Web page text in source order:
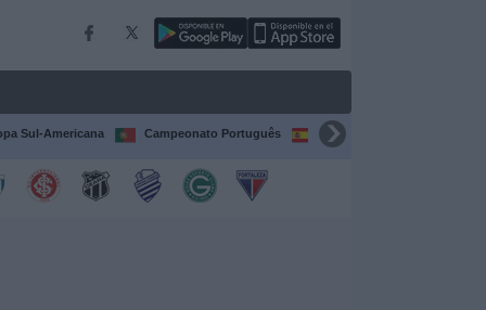
Sul-Americana Campeonato Português Campeonato Espanhol